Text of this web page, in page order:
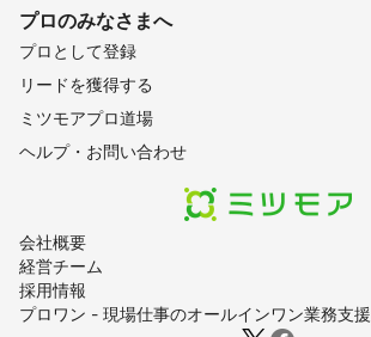
会社概要
経営チーム
採用情報
プロワン - 現場仕事のオールインワン業務支
プロのみなさまへ
プロとして登録
リードを獲得する
ミツモアプロ道場
ヘルプ・お問い合わせ